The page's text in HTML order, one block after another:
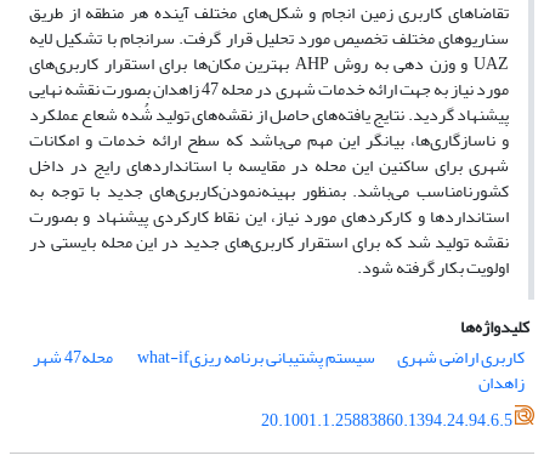
تقاضاهای کاربری زمین انجام و شکل‌‌های مختلف آیند‌ه هر منطقه از طریق
سناریوهای مختلف تخصیص مورد‌ تحلیل قرار گرفت. سرانجام با تشکیل لایه
UAZ و وزن د‌هی به روش AHP بهترین مکان‌ها برای استقرار کاربری‌های
مورد‌ نیاز به جهت ارائه خد‌مات شهری د‌ر محله 47 زاهد‌ان بصورت نقشه نهایی
پیشنهاد‌ گرد‌ید‌. نتایج یافته‌‌های حاصل از نقشه‌های تولید‌ شُد‌ه شعاع عملکرد‌
و ناسازگاری‌‌ها، بیانگر این مهم می‌باشد‌ که سطح ارائه خد‌مات و امکانات
شهری برای ساکنین این محله د‌ر مقایسه با استاند‌ارد‌‌های رایج د‌ر د‌اخل
کشور‌نامناسب می‌‌باشد‌. بمنظور بهینه‌‌نمود‌ن‌کاربری‌‌های‌ جد‌ید‌ با توجه به
استاند‌ارد‌ها و کارکرد‌های مورد‌ نیاز، این نقاط کارکرد‌ی پیشنهاد‌ و بصورت
نقشه تولید‌ شد‌ که برای استقرار کاربری‌‌های جد‌ید‌ د‌ر این محله بایستی د‌ر
اولویت بکار گرفته شود‌.
کلیدواژه‌ها
کاربری ­اراضی ­شهری
سیستم ­پشتیبانی ­برنامه­ ریزی­what-if ­ محله­47­ شهر
زاهدان
20.1001.1.25883860.1394.24.94.6.5